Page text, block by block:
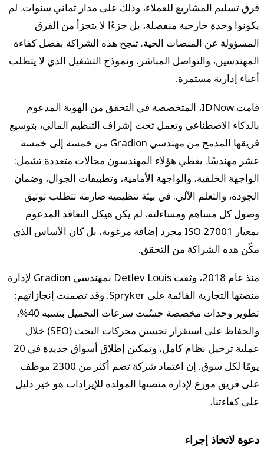
فرق تسليم المشاريع للعملاء، وذلك على مدار ثماني سنوات. لم
يكونوا وحدة خارجية منفصلة، بل جزءًا لا يتجزأ من الفرق
المسؤولة عن المنصات الحية. تنجح هذه الشراكة بفضل كفاءة
المهندسين، والتواصل المباشر، ونموذج التشغيل الذي لا يتطلب
أعباء إدارية مستمرة.
قامت IDNow، المتخصصة في التحقق من الهوية المدعوم
بالذكاء الاصطناعي وتعمل تحت إشراف التنظيم المالي، بتوسيع
فريقها المدمج من مهندسي Gradion من خمسة إلى خمسة
عشر مهندسًا. يغطي هؤلاء المهندسون مجالات متعددة تشمل:
الواجهة الخلفية، والواجهة الأمامية، وتطبيقات الجوال، وضمان
الجودة، والتعلم الآلي. في بيئة تنظيمية صارمة تتطلب توثيق
وصول كل مساهم ومساءلته، لم يكن هيكل التعاقد المدعوم
بمعيار ISO 27001 مجرد إضافة مرغوبة، بل كان الأساس الذي
مكّن هذه الشراكة من التحقق.
منذ عام 2018، وثقت Detlev Louis بمهندسي Gradion لإدارة
منصتها التجارية القائمة على Spryker. وقد تضمنت إنجازاتهم:
تطوير وحدات مخصصة حسّنت سرعات التحميل بنسبة 40%،
والحفاظ على استقرار تحسين محركات البحث (SEO) خلال
عملية ترحيل نظام كامل، وتمكين إطلاق أسواق جديدة في 20
يومًا لكل سوق. إن اعتماد شركة تضم أكثر من 2300 موظف
على فريق موزع لإدارة منصتها المولدة للإيرادات هو خير دليل
على كفاءتنا.
دعوة لاتخاذ إجراء